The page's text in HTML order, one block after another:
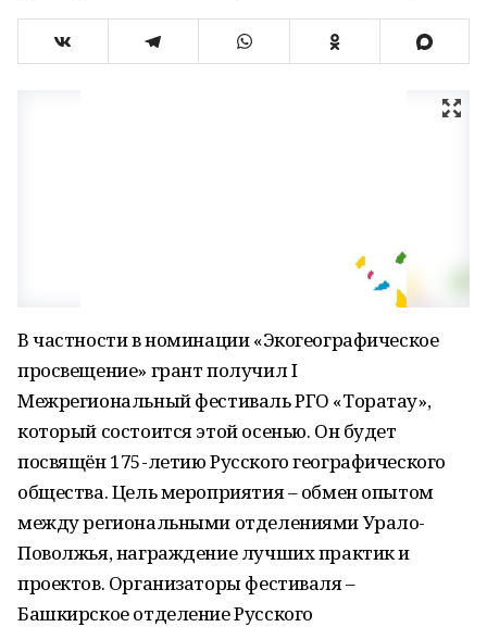
В частности в номинации «Экогеографическое
просвещение» грант получил I
Межрегиональный фестиваль РГО «Торатау»,
который состоится этой осенью. Он будет
посвящён 175-летию Русского географического
общества. Цель мероприятия – обмен опытом
между региональными отделениями Урало-
Поволжья, награждение лучших практик и
проектов. Организаторы фестиваля –
Башкирское отделение Русского